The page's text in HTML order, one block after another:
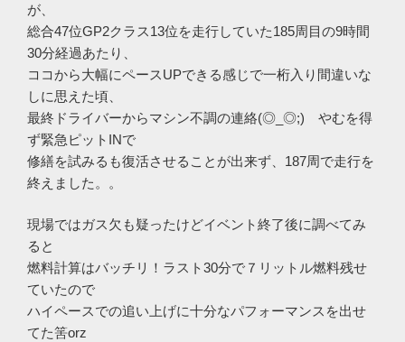
が、
総合47位GP2クラス13位を走行していた185周目の9時間
30分経過あたり、
ココから大幅にペースUPできる感じで一桁入り間違いな
しに思えた頃、
最終ドライバーからマシン不調の連絡(◎_◎;) やむを得
ず緊急ピットINで
修繕を試みるも復活させることが出来ず、187周で走行を
終えました。。
現場ではガス欠も疑ったけどイベント終了後に調べてみ
ると
燃料計算はバッチリ！ラスト30分で７リットル燃料残せ
ていたので
ハイペースでの追い上げに十分なパフォーマンスを出せ
てた筈orz